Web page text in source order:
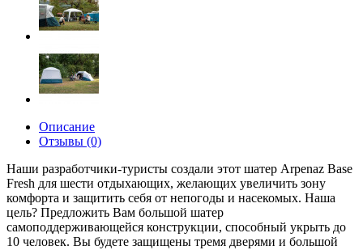
Описание
Отзывы (0)
Наши разработчики-туристы создали этот шатер Arpenaz Base
Fresh для шести отдыхающих, желающих увеличить зону
комфорта и защитить себя от непогоды и насекомых. Наша
цель? Предложить Вам большой шатер
самоподдерживающейся конструкции, способный укрыть до
10 человек. Вы будете защищены тремя дверями и большой